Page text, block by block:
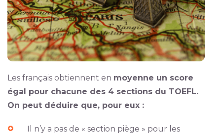
Les français obtiennent en moyenne un score
égal pour chacune des 4 sections du TOEFL.
On peut déduire que, pour eux :
Il n’y a pas de « section piège » pour les